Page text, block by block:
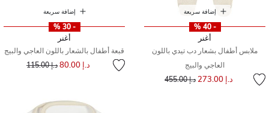
إضافة سريعة
- 40 %
أغنر
ملابس أطفال بشعار دب تيدي باللون
العاجي والبيج
د.إ 273.00 سعر مخفض مند.إ 455.00
إضافة سريعة
- 30 %
أغنر
قبعة أطفال بالشعار باللون العاجي والبيج
د.إ 80.00 سعر مخفض من
د.إ 115.00 إلى